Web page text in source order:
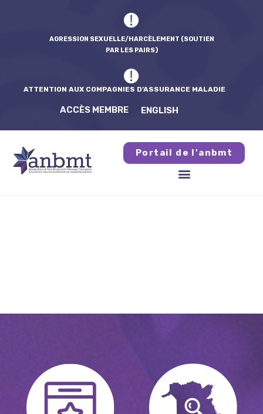
AGRESSION SEXUELLE/HARCÈLEMENT (SOUTIEN
PAR LES PAIRS)
ATTENTION AUX COMPAGNIES D’ASSURANCE MALADIE
ACCÈS MEMBRE ENGLISH
Portail de l'anbmt